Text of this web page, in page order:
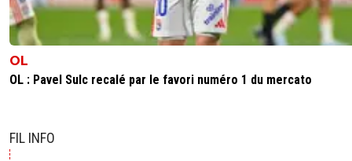
OL
OL : Pavel Sulc recalé par le favori numéro 1 du mercato
FIL INFO